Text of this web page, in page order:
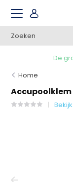
De
Home
Accupoolklem